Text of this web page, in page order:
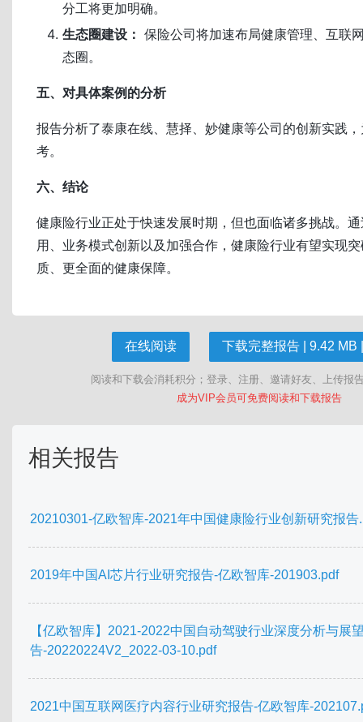
分工将更加明确。
生态圈建设： 保险公司将加速布局健康管理、互联
态圈。
五、对具体案例的分析
报告分析了泰康在线、慧择、妙健康等公司的创新实践
考。
六、结论
健康险行业正处于快速发展时期，但也面临诸多挑战。
用、业务模式创新以及加强合作，健康险行业有望实现
质、更全面的健康保障。
在线阅读 下载完整报告 | 9.42 MB
阅读和下载会消耗积分；登录、注册、邀请好友、上传报
成为VIP会员可免费阅读和下载报告
相关报告
20210301-亿欧智库-2021年中国健康险行业创新研究报告
2019年中国AI芯片行业研究报告-亿欧智库-201903.pdf
【亿欧智库】2021-2022中国自动驾驶行业深度分析与展
告-20220224V2_2022-03-10.pdf
2021中国互联网医疗内容行业研究报告-亿欧智库-